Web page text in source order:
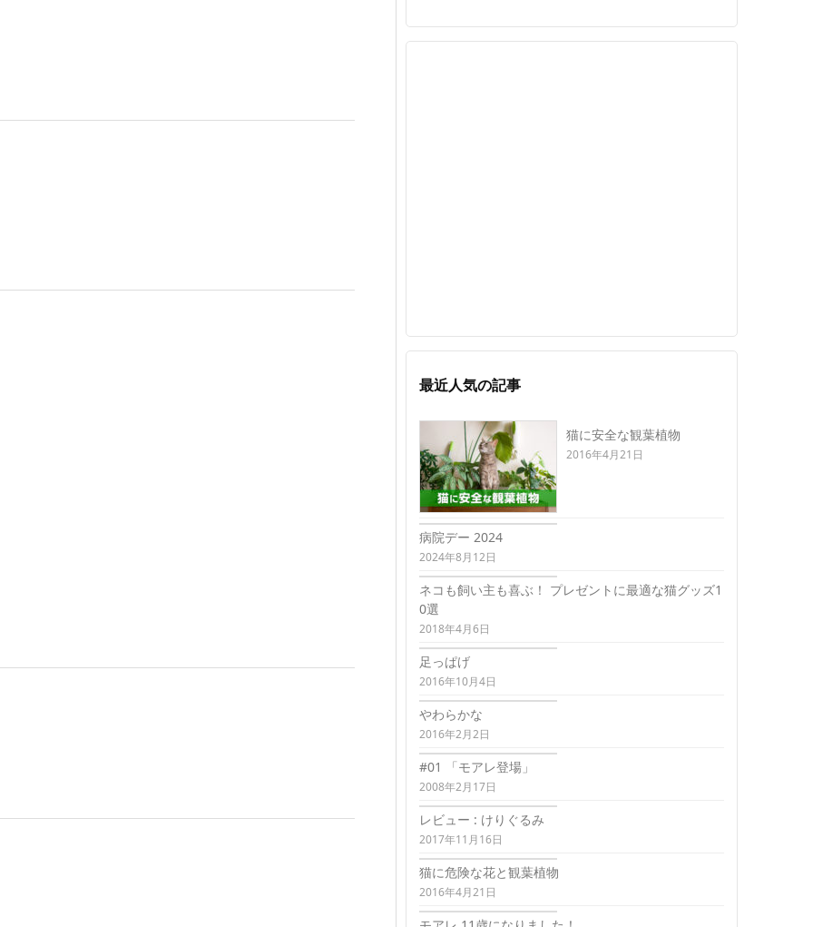
最近人気の記事
猫に安全な観葉植物
2016年4月21日
病院デー 2024
2024年8月12日
ネコも飼い主も喜ぶ！ プレゼントに最適な猫グッズ1
0選
2018年4月6日
足っぱげ
2016年10月4日
やわらかな
2016年2月2日
#01 「モアレ登場」
2008年2月17日
レビュー : けりぐるみ
2017年11月16日
猫に危険な花と観葉植物
2016年4月21日